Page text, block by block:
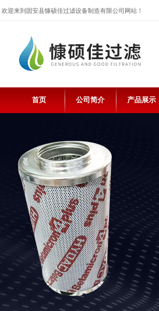
欢迎来到固安县慷硕佳过滤设备制造有限公司网站！
首页 公司简介 产品展示